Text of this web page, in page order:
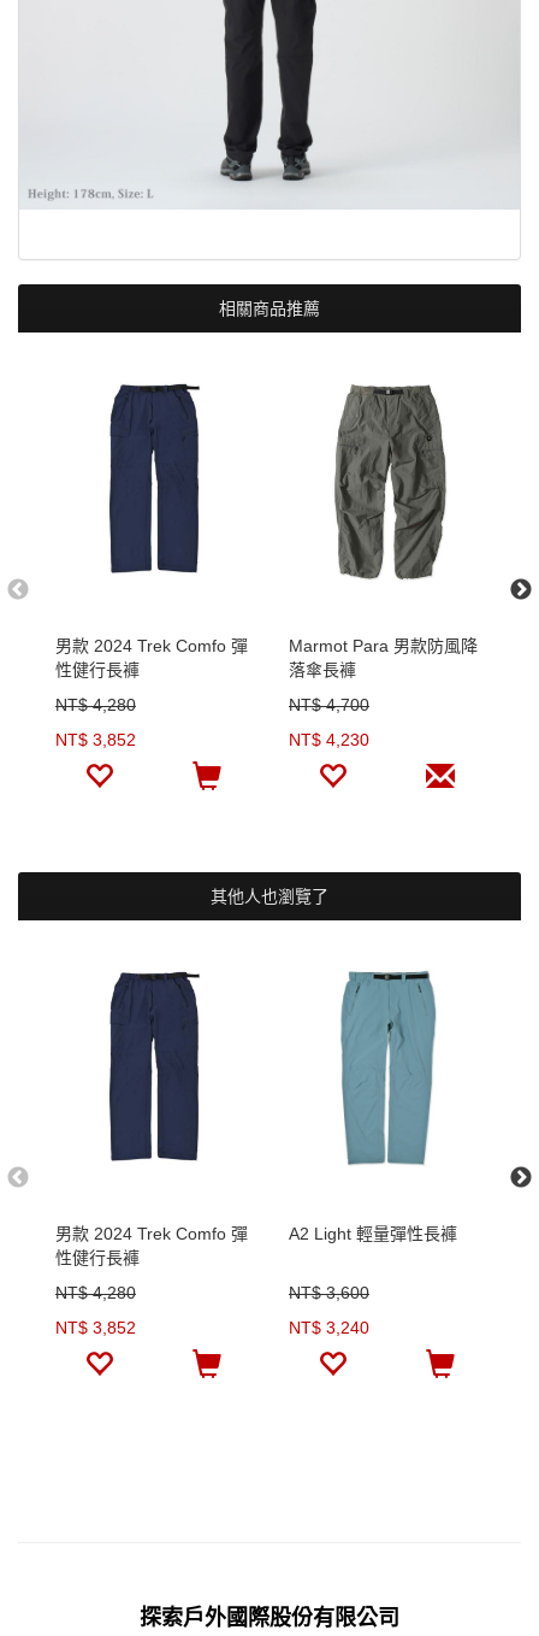
相關商品推薦
男款 2024 Trek Comfo 彈
性健行長褲
NT$ 4,280
NT$ 3,852
Marmot Para 男款防風降
落傘長褲
NT$ 4,700
NT$ 4,230
其他人也瀏覽了
男款 2024 Trek Comfo 彈
性健行長褲
NT$ 4,280
NT$ 3,852
A2 Light 輕量彈性長褲
NT$ 3,600
NT$ 3,240
探索戶外國際股份有限公司